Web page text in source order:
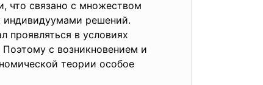
что связано с множеством
индивидуумами решений.
проявляться в условиях
с возникновением и
теории особое